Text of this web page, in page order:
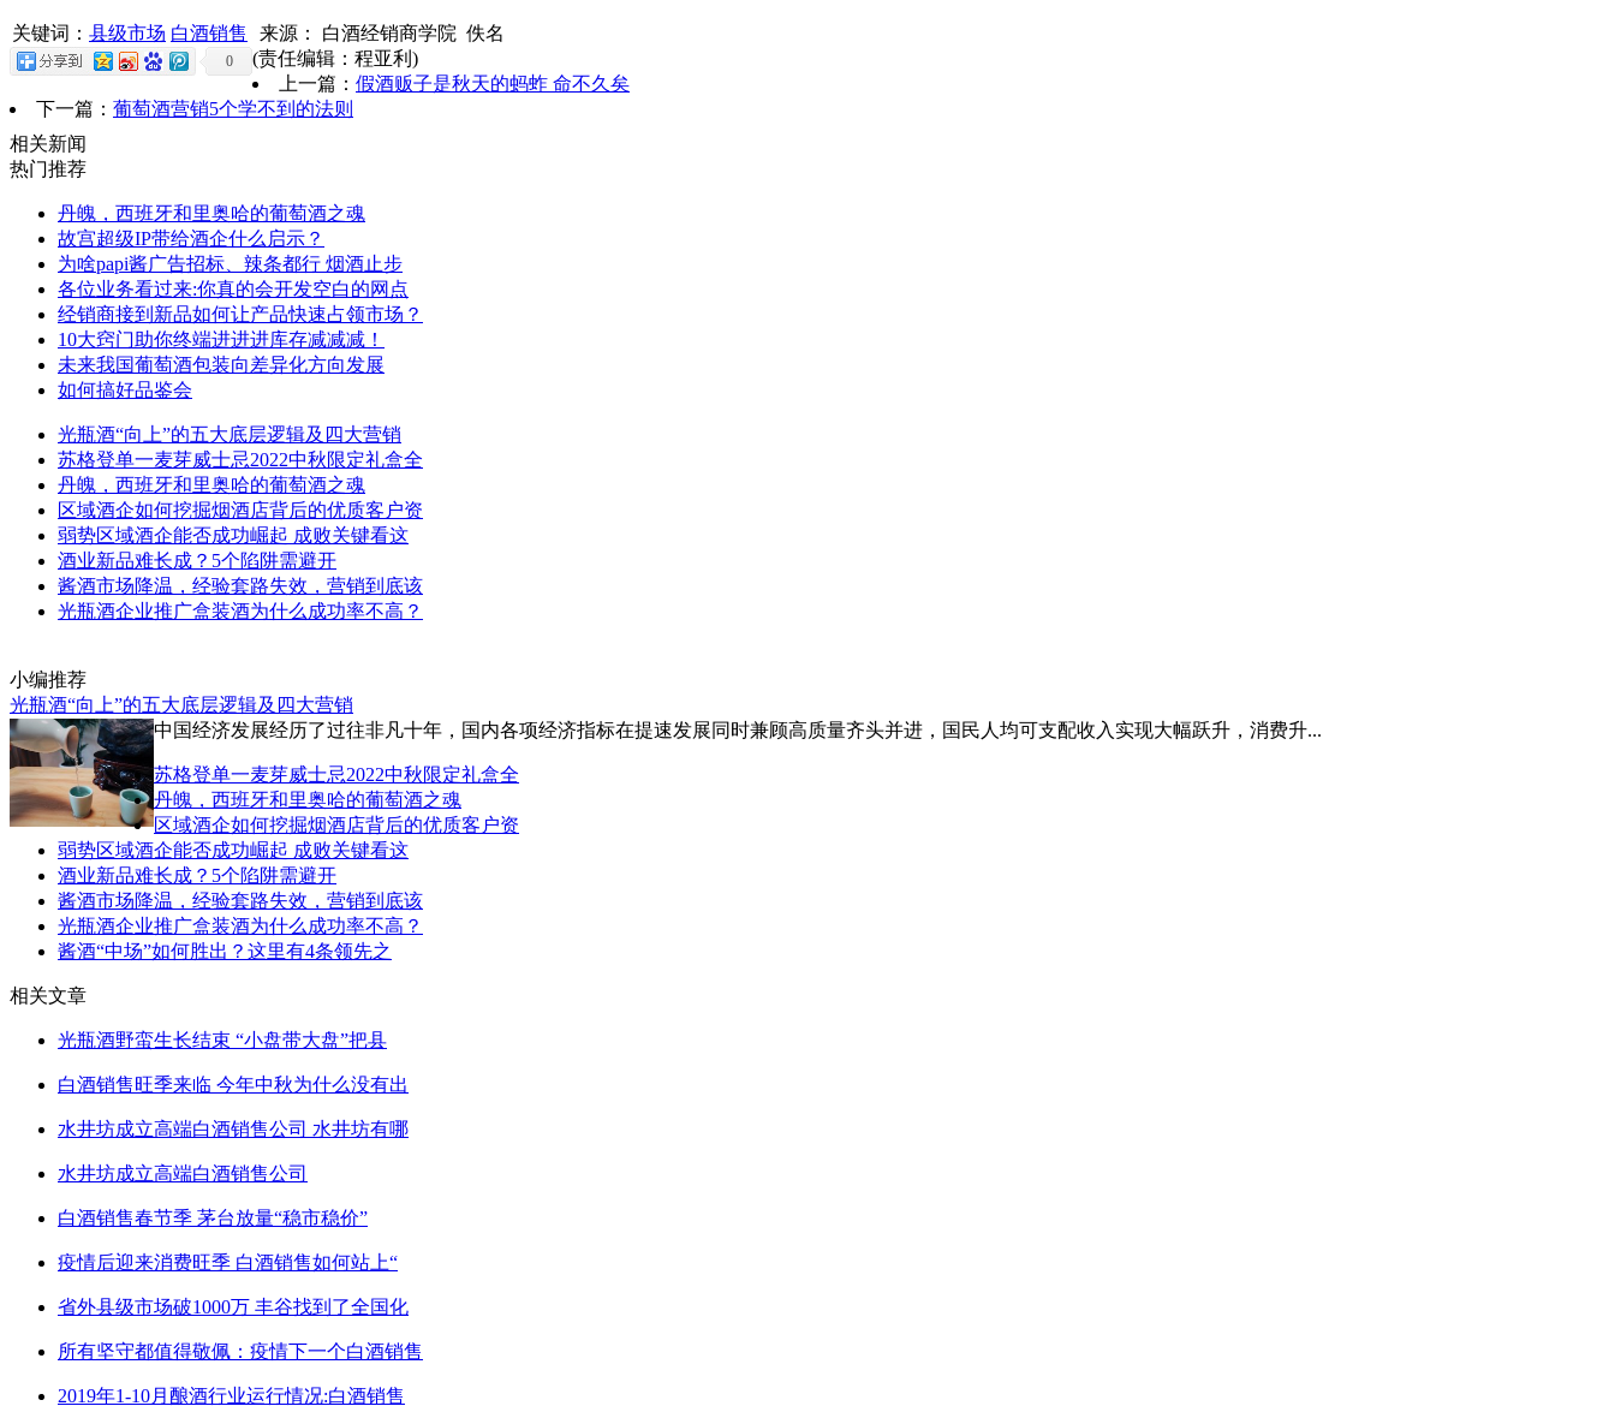
关键词： 县级市场 白酒销售 来源： 白酒经销商学院 佚名
0
(责任编辑：程亚利)
上一篇： 假酒贩子是秋天的蚂蚱 命不久矣
下一篇： 葡萄酒营销5个学不到的法则
相关新闻
热门推荐
丹魄，西班牙和里奥哈的葡萄酒之魂
故宫超级IP带给酒企什么启示？
为啥papi酱广告招标、辣条都行 烟酒止步
各位业务看过来:你真的会开发空白的网点
经销商接到新品如何让产品快速占领市场？
10大窍门助你终端进进进库存减减减！
未来我国葡萄酒包装向差异化方向发展
如何搞好品鉴会
光瓶酒“向上”的五大底层逻辑及四大营销
苏格登单一麦芽威士忌2022中秋限定礼盒全
丹魄，西班牙和里奥哈的葡萄酒之魂
区域酒企如何挖掘烟酒店背后的优质客户资
弱势区域酒企能否成功崛起 成败关键看这
酒业新品难长成？5个陷阱需避开
酱酒市场降温，经验套路失效，营销到底该
光瓶酒企业推广盒装酒为什么成功率不高？
小编推荐
光瓶酒“向上”的五大底层逻辑及四大营销
中国经济发展经历了过往非凡十年，国内各项经济指标在提速发展同时兼顾高质量齐头并进，国民人均可支配收入实现大幅跃升，消费升...
苏格登单一麦芽威士忌2022中秋限定礼盒全
丹魄，西班牙和里奥哈的葡萄酒之魂
区域酒企如何挖掘烟酒店背后的优质客户资
弱势区域酒企能否成功崛起 成败关键看这
酒业新品难长成？5个陷阱需避开
酱酒市场降温，经验套路失效，营销到底该
光瓶酒企业推广盒装酒为什么成功率不高？
酱酒“中场”如何胜出？这里有4条领先之
相关文章
光瓶酒野蛮生长结束 “小盘带大盘”把县
白酒销售旺季来临 今年中秋为什么没有出
水井坊成立高端白酒销售公司 水井坊有哪
水井坊成立高端白酒销售公司
白酒销售春节季 茅台放量“稳市稳价”
疫情后迎来消费旺季 白酒销售如何站上“
省外县级市场破1000万 丰谷找到了全国化
所有坚守都值得敬佩：疫情下一个白酒销售
2019年1-10月酿酒行业运行情况:白酒销售